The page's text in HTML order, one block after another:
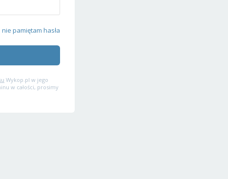
nie pamiętam hasła
Wykop.pl w jego
w całości, prosimy